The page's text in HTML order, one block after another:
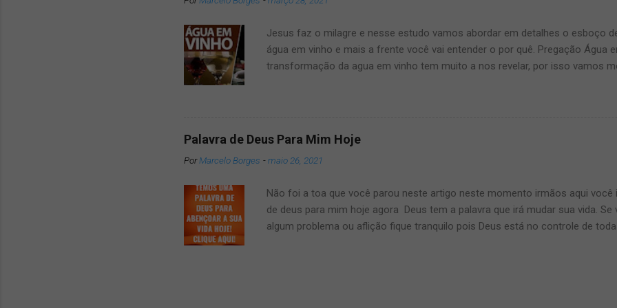
das Atrações Confirmadas, Cantores, Programação, Ingressos e local do
mai...
Jesus faz o milagre e nesse estudo vamos abordar em detalhes o esboço
água em vinho e mais a frente você vai entender o por quê. Pregação Água
transformação da agua em vinho tem muito a nos revelar, por isso vamos
jesus transforma água em vinho, fizemos esse estudo com muito carinho
gostariamos de sabersua opinião nos comentários abaixo dessa passagem
sagradas. Na Bíblia sagrada em joão 2 relata que haveria um casamento em
Jesus e seus discipulos foram convidados para a cerimonia. Aqui nessa
fundamental...
Palavra de Deus Para Mim Hoje
PorMarcelo Borges -maio 26, 2021
Não foi a toa que você parou neste artigo neste momento irmãos aqui
de deus para mim hoje agora Deus tem a palavra que irá mudar sua vida.
algum problema ou aflição fique tranquilo pois Deus está no controle de
em diante que a filha de Jairo estava muito doente e que para os homens